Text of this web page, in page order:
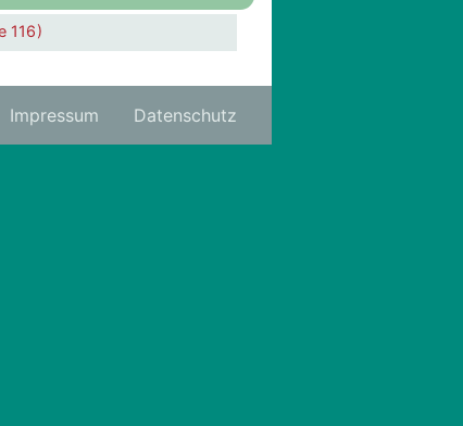
116 )
Impressum Datenschutz